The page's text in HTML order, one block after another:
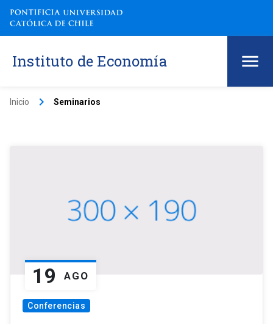
Instituto de Economía
Inicio keyboard_arrow_right Seminarios
19 AGO
Conferencias